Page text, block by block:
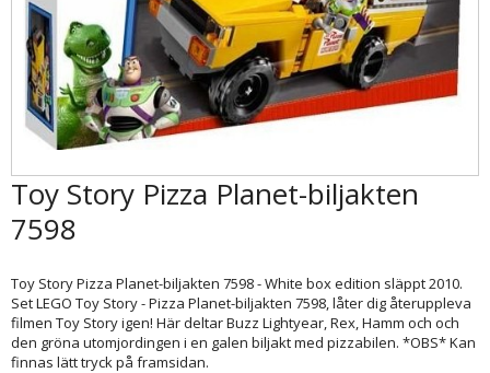
Toy Story Pizza Planet-biljakten
7598
Toy Story Pizza Planet-biljakten 7598 - White box edition släppt 2010.
Set LEGO Toy Story - Pizza Planet-biljakten 7598, låter dig återuppleva
filmen Toy Story igen! Här deltar Buzz Lightyear, Rex, Hamm och och
den gröna utomjordingen i en galen biljakt med pizzabilen. *OBS* Kan
finnas lätt tryck på framsidan.